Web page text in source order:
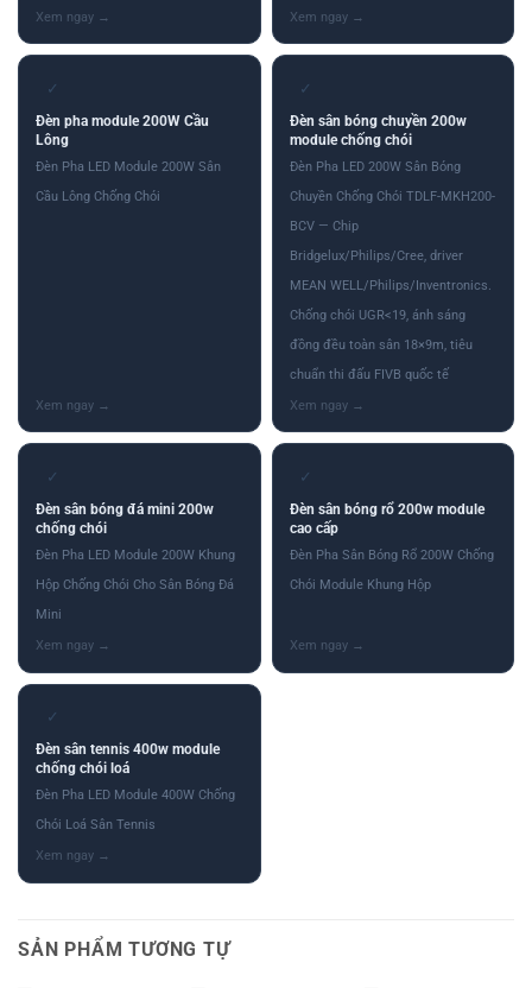
✓
Đèn pha module 200W Cầu
Lông
Đèn Pha LED Module 200W Sân
Cầu Lông Chống Chói
✓
Đèn sân bóng chuyền 200w
module chống chói
Đèn Pha LED 200W Sân Bóng
Chuyền Chống Chói TDLF-MKH200-
BCV — Chip
Bridgelux/Philips/Cree, driver
MEAN WELL/Philips/Inventronics.
Chống chói UGR<19, ánh sáng
đồng đều toàn sân 18×9m, tiêu
chuẩn thi đấu FIVB quốc tế
✓
Đèn sân bóng đá mini 200w
chống chói
Đèn Pha LED Module 200W Khung
Hộp Chống Chói Cho Sân Bóng Đá
Mini
✓
Đèn sân bóng rổ 200w module
cao cấp
Đèn Pha Sân Bóng Rổ 200W Chống
Chói Module Khung Hộp
✓
Đèn sân tennis 400w module
chống chói loá
Đèn Pha LED Module 400W Chống
Chói Loá Sân Tennis
SẢN PHẨM TƯƠNG TỰ